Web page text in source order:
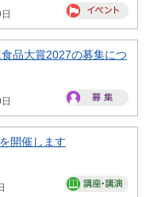
品大賞2027の募集につ
開催します